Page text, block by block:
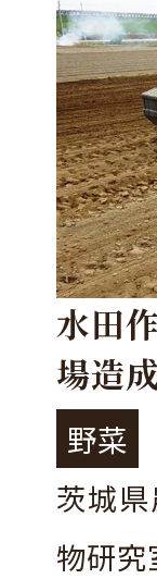
水田
場造
野菜
茨城
物研究